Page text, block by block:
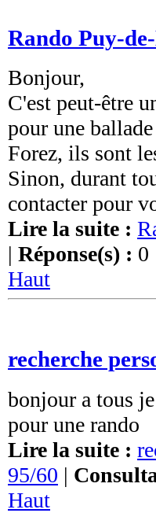
Rando Puy-
Bonjour,
C'est peut-être
pour une
Forez, ils sont
Sinon, durant
contacter pour
Lire la suite :
| Réponse(s) : 0
Haut
recherche
bonjour a tous
pour une rando
Lire la suite :
95/60 |
Haut